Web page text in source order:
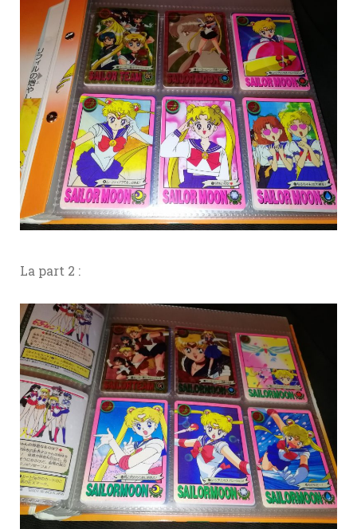
La part 2 :